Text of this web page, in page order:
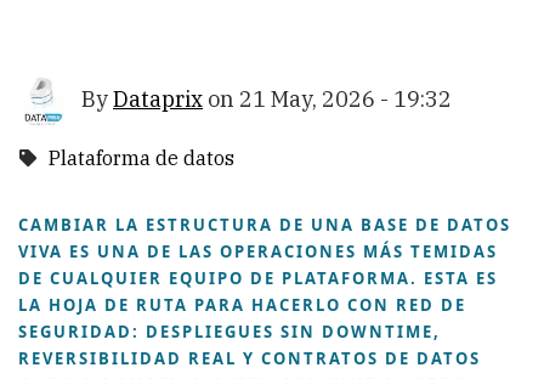
ByDataprix on 21 May, 2026 - 19:32
Plataforma de datos
CAMBIAR LA ESTRUCTURA DE UNA BASE DE DATOS
VIVA ES UNA DE LAS OPERACIONES MÁS TEMIDAS
DE CUALQUIER EQUIPO DE PLATAFORMA. ESTA ES
LA HOJA DE RUTA PARA HACERLO CON RED DE
SEGURIDAD: DESPLIEGUES SIN DOWNTIME,
REVERSIBILIDAD REAL Y CONTRATOS DE DATOS